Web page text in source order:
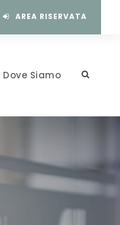
AREA RISERVATA
Dove Siamo